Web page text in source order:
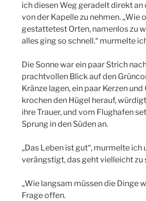
ich diesen Weg geradelt direkt
von der Kapelle zu nehmen.
gestattetest Orten, namenlos zu
alles ging so schnell.“ murmelte
Die Sonne war ein paar Strich
prachtvollen Blick auf den
Kränze lagen, ein paar Kerzen
krochen den Hügel herauf,
ihre Trauer, und vom Flughafen
Sprung in den Süden an.
„Das Leben ist gut“, murmelte
verängstigt, das geht vielleicht zu
„Wie langsam müssen die Dinge
Frage offen.